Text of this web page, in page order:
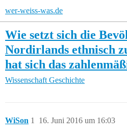
wer-weiss-was.de
Wie setzt sich die
Nordirlands ethnisch
hat sich das
Wissenschaft Geschichte
WiSon 16. Juni 2016 um 16:03
1